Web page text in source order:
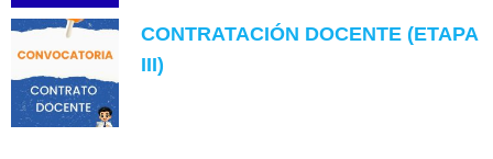
CONTRATACIÓN DOCENTE (ETAPA
III)